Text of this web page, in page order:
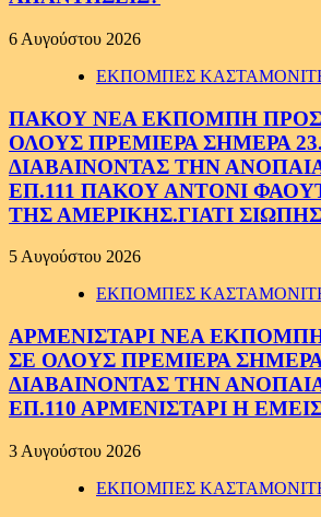
6 Αυγούστου 2026
ΕΚΠΟΜΠΕΣ
ΠΑΚΟΥ ΝΕΑ ΕΚΠΟΜΠΗ
ΟΛΟΥΣ ΠΡΕΜΙΕΡΑ ΣΗΜΕΡΑ
ΔΙΑΒΑΙΝΟΝΤΑΣ ΤΗΝ
ΕΠ.111 ΠΑΚΟΥ ΑΝΤΟΝΙ
ΤΗΣ ΑΜΕΡΙΚΗΣ.ΓΙΑΤΙ
5 Αυγούστου 2026
ΕΚΠΟΜΠΕΣ
ΑΡΜΕΝΙΣΤΑΡΙ ΝΕΑ
ΣΕ ΟΛΟΥΣ ΠΡΕΜΙΕΡΑ ΣΗΜΕΡΑ
ΔΙΑΒΑΙΝΟΝΤΑΣ ΤΗΝ
ΕΠ.110 ΑΡΜΕΝΙΣΤΑΡΙ Η
3 Αυγούστου 2026
ΕΚΠΟΜΠΕΣ